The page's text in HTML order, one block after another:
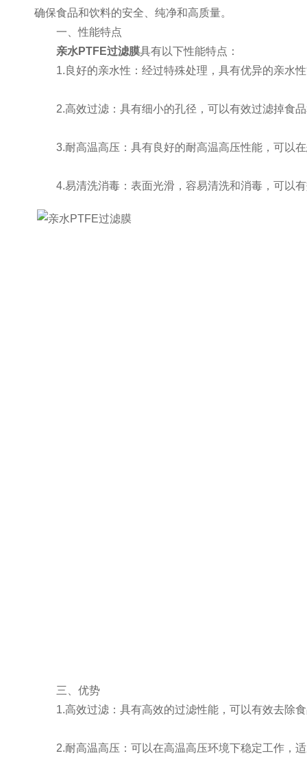
确保食品和饮料的安全、纯净和高质量。
一、性能特点
亲水PTFE过滤膜具有以下性能特点：
1.良好的亲水性：经过特殊处理，具有优异的亲水性
2.高效过滤：具有细小的孔径，可以有效过滤掉食品
3.耐高温高压：具有良好的耐高温高压性能，可以在
4.易清洗消毒：表面光滑，容易清洗和消毒，可以有
三、优势
1.高效过滤：具有高效的过滤性能，可以有效去除食
2.耐高温高压：可以在高温高压环境下稳定工作，适